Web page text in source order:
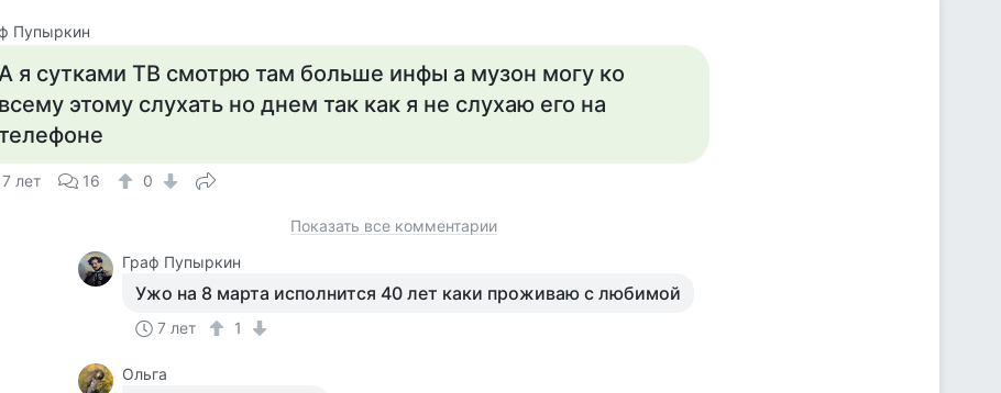
Пупыркин
я сутками ТВ смотрю там больше инфы а музон могу ко
всему этому слухать но днем так как я не слухаю его на
7 лет 16 0
Показать все комментарии
Граф Пупыркин
Ужо на 8 марта исполнится 40 лет каки проживаю с любимой
7 лет 1
Ольга